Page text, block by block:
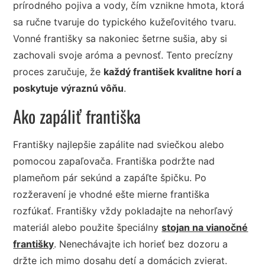
prírodného pojiva a vody, čím vznikne hmota, ktorá
sa ručne tvaruje do typického kužeľovitého tvaru.
Vonné františky sa nakoniec šetrne sušia, aby si
zachovali svoje aróma a pevnosť. Tento precízny
proces zaručuje, že každý františek kvalitne horí a
poskytuje výraznú vôňu.
Ako zapáliť františka
Františky najlepšie zapálite nad sviečkou alebo
pomocou zapaľovača. Františka podržte nad
plameňom pár sekúnd a zapáľte špičku. Po
rozžeravení je vhodné ešte mierne františka
rozfúkať. Františky vždy pokladajte na nehorľavý
materiál alebo použite špeciálnystojan na vianočné
františky. Nenechávajte ich horieť bez dozoru a
držte ich mimo dosahu detí a domácich zvierat.